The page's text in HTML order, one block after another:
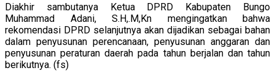
Diakhir sambutanya Ketua DPRD Kabupaten Bungo
Muhammad Adani, S.H,.M,Kn mengingatkan bahwa
rekomendasi DPRD selanjutnya akan dijadikan sebagai bahan
dalam penyusunan perencanaan, penyusunan anggaran dan
penyusunan peraturan daerah pada tahun berjalan dan tahun
berikutnya. (fs)